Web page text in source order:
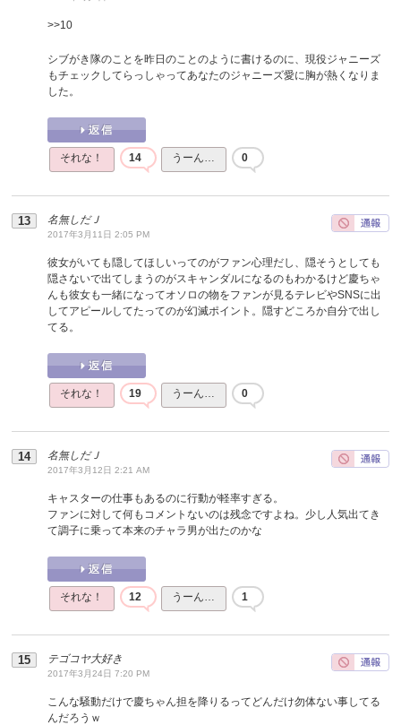
>>10
シブがき隊のことを昨日のことのように書けるのに、現役ジャニーズ
もチェックしてらっしゃってあなたのジャニーズ愛に胸が熱くなりま
した。
それな！ 14 うーん… 0
名無しだＪ
2017年3月11日 2:05 PM
彼女がいても隠してほしいってのがファン心理だし、隠そうとしても
隠さないで出てしまうのがスキャンダルになるのもわかるけど慶ちゃ
んも彼女も一緒になってオソロの物をファンが見るテレビやSNSに出
してアピールしてたってのが幻滅ポイント。隠すどころか自分で出し
てる。
それな！ 19 うーん… 0
名無しだＪ
2017年3月12日 2:21 AM
キャスターの仕事もあるのに行動が軽率すぎる。
ファンに対して何もコメントないのは残念ですよね。少し人気出てき
て調子に乗って本来のチャラ男が出たのかな
それな！ 12 うーん… 1
テゴコヤ大好き
2017年3月24日 7:20 PM
こんな騒動だけで慶ちゃん担を降りるってどんだけ勿体ない事してる
んだろうｗ